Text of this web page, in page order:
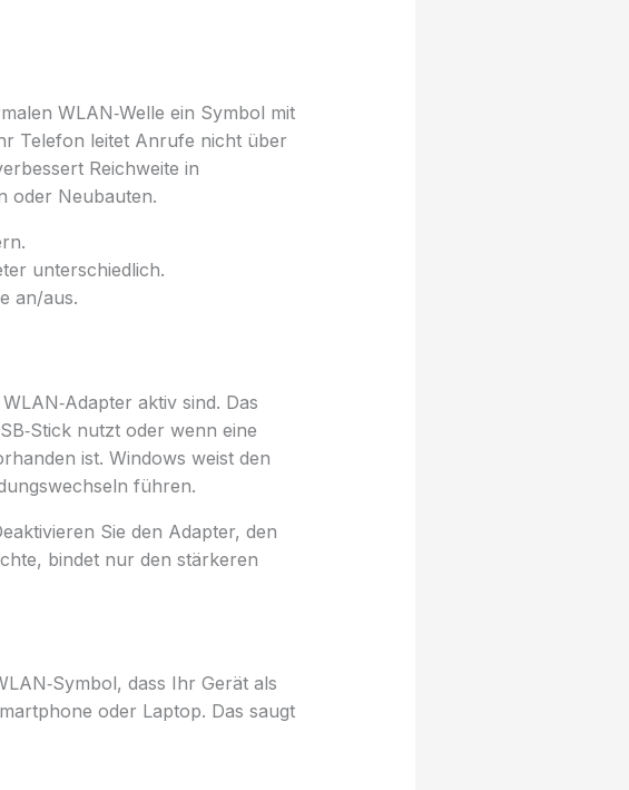
WLAN‑Welle ein Symbol mit
Telefon leitet Anrufe nicht über
Reichweite in
oder Neubauten.
unterschiedlich.
an/aus.
aktiv sind. Das
nutzt oder wenn eine
ist. Windows weist den
führen.
Sie den Adapter, den
bindet nur den stärkeren
dass Ihr Gerät als
oder Laptop. Das saugt